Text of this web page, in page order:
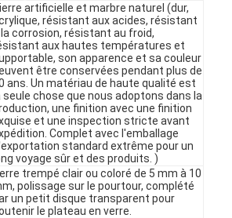
artificielle et marbre naturel (dur,
résistant aux acides, résistant
corrosion, résistant au froid,
aux hautes températures et
son apparence et sa couleur
être conservées pendant plus de
ans. Un matériau de haute qualité est
seule chose que nous adoptons dans la
une finition avec une finition
et une inspection stricte avant
Complet avec l'emballage
standard extrême pour un
voyage sûr et des produits. )
trempé clair ou coloré de 5 mm à 10
polissage sur le pourtour, complété
un petit disque transparent pour
le plateau en verre.